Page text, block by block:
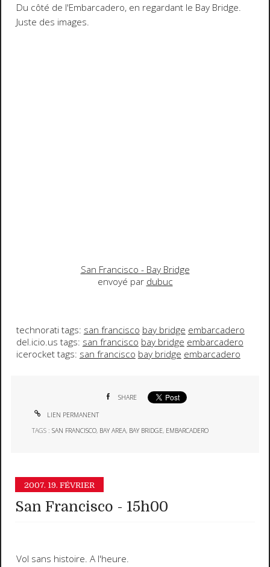
Du côté de l'Embarcadero, en regardant le Bay Bridge.
Juste des images.
San Francisco - Bay Bridge
envoyé par dubuc
technorati tags: san francisco bay bridge embarcadero
del.icio.us tags: san francisco bay bridge embarcadero
icerocket tags: san francisco bay bridge embarcadero
SHARE
LIEN PERMANENT
TAGS :SAN FRANCISCO, BAY AREA, BAY BRIDGE, EMBARCADERO
2007. 19. FÉVRIER
San Francisco - 15h00
Vol sans histoire. A l'heure.